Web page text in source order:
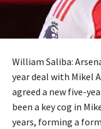
William Saliba:
year deal with Mikel
agreed a new five-
been a key cog in
years, forming a